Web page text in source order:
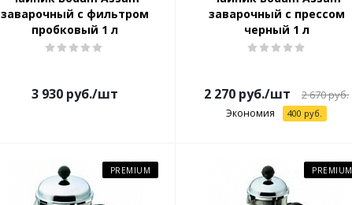
заварочный с фильтром
пробковый 1 л
3 930руб./шт
заварочный с прессом
черный 1 л
2 270 руб./шт 2 670руб.
Экономия 400 руб.
PREMIUM PREMIUM